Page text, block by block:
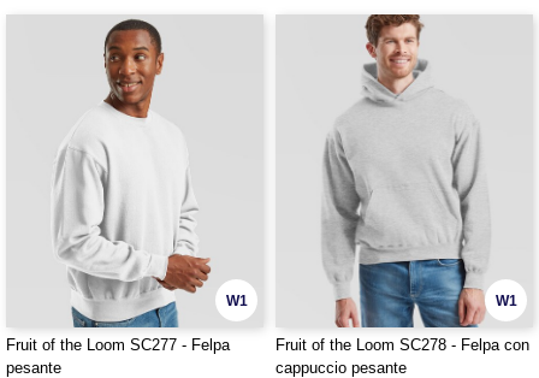
W1
Fruit of the Loom SC277 - Felpa
pesante
W1
Fruit of the Loom SC278 - Felpa con
cappuccio pesante